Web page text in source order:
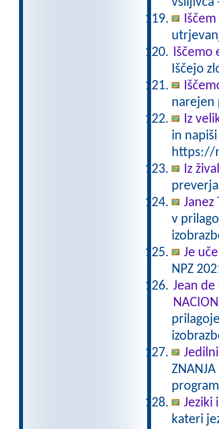
Iščemo
Iščejo
narejen
Iz
in
https://
Iz
Janez
v
Je
NPZ
Jean
Jeziki
kateri